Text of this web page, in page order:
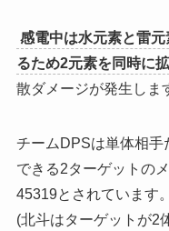
感電中は水元素と雷
るため2元素を同時に
散ダメージが発生しま
チームDPSは単体相手
できる2ターゲットの
45319とされています。
(北斗はターゲットが2